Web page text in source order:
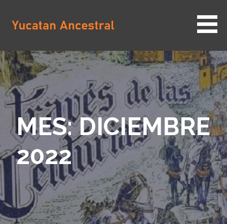
contenido
YUCATAN ANCESTRAL
MES: DICIEMBRE
2022